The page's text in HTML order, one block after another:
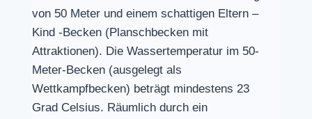
von 50 Meter und einem schattigen Eltern –
Kind -Becken (Planschbecken mit
Attraktionen). Die Wassertemperatur im 50-
Meter-Becken (ausgelegt als
Wettkampfbecken) beträgt mindestens 23
Grad Celsius. Räumlich durch ein